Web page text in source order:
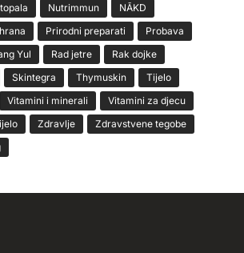
Nutrimmun
NĀKD
Prirodni preparati
Probava
Yul Rad jetre
Rak dojke
Skintegra Thymuskin
Tijelo
Vitamini i minerali
Vitamini za djecu
Zdravlje
Zdravstvene tegobe